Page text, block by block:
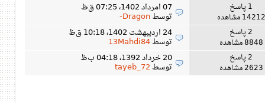
1 پاسخ
14212 مشاهده
07 امرداد 1402، 07:25 ق‌ظ
توسطDragon-
2 پاسخ
8848 مشاهده
24 اردیبهشت 1402، 10:18 ق‌ظ
توسط13Mahdi84
2 پاسخ
2623 مشاهده
20 خرداد 1392، 04:18 ب‌ظ
توسطtayeb_72